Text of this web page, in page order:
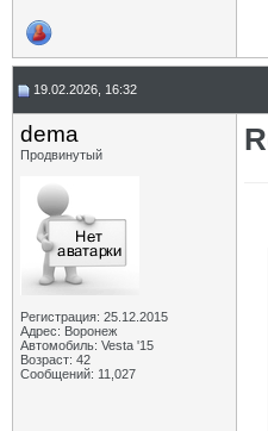
19.02.2026, 16:32
dema
Продвинутый
Регистрация: 25.12.2015
Адрес: Воронеж
Автомобиль: Vesta '15
Возраст: 42
Сообщений: 11,027